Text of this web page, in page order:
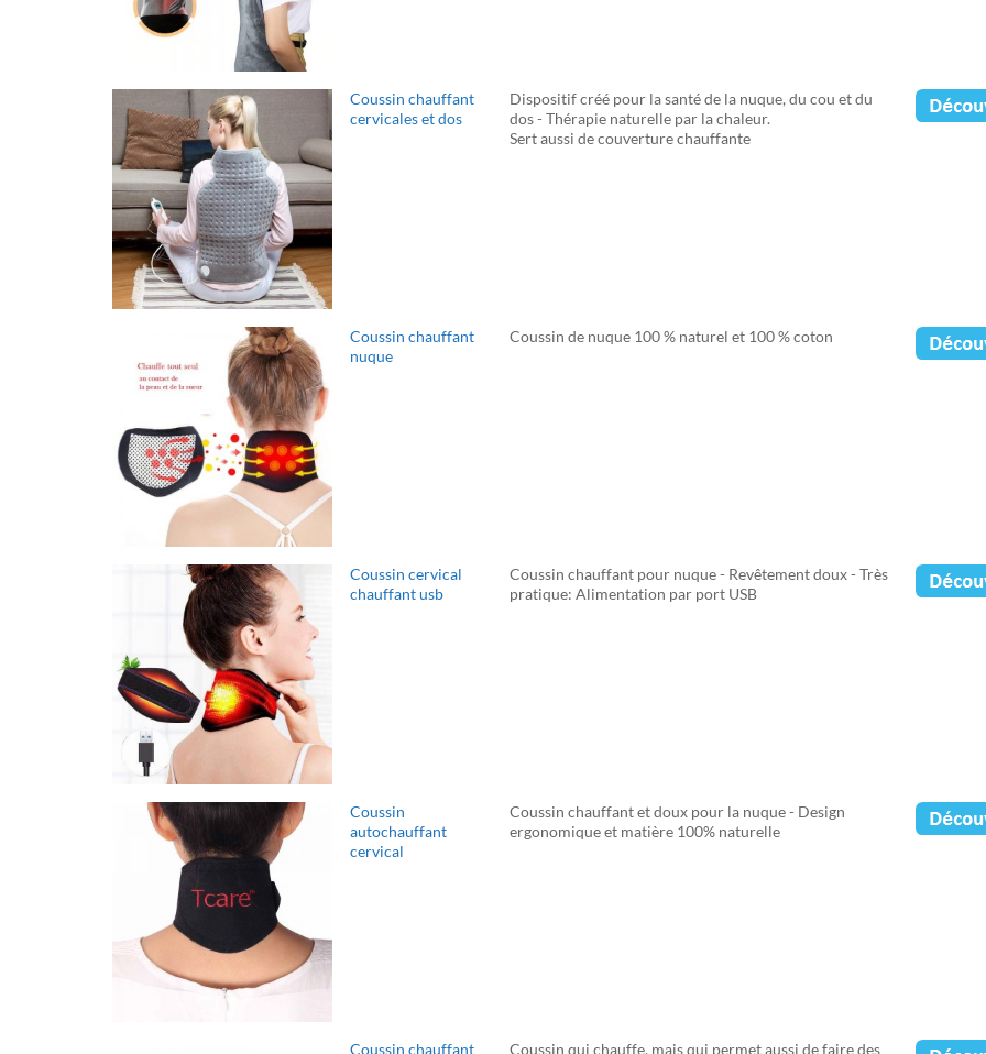
Coussin chauffant
cervicales et dos
Dispositif créé pour la santé de la nuque, du cou et du
dos - Thérapie naturelle par la chaleur.
Sert aussi de couverture chauffante
Coussin chauffant
nuque
Coussin de nuque 100 % naturel et 100 % coton
Coussin cervical
chauffant usb
Coussin chauffant pour nuque - Revêtement doux - Très
pratique: Alimentation par port USB
Coussin
autochauffant
cervical
Coussin chauffant et doux pour la nuque - Design
ergonomique et matière 100% naturelle
Coussin chauffant
Coussin qui chauffe, mais qui permet aussi de faire des